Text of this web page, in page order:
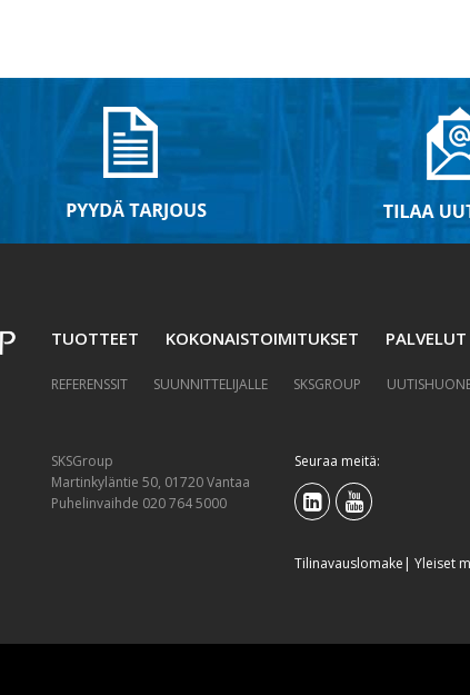
TUOTTEET KOKONAISTOIMITUKSET PALVELUT
REFERENSSIT SUUNNITTELIJALLE SKSGROUP
SKSGroup
Martinkyläntie 50, 01720 Vantaa
Puhelinvaihde 020 764 5000
Seuraa meitä:
Tilinavauslomake | Yleiset